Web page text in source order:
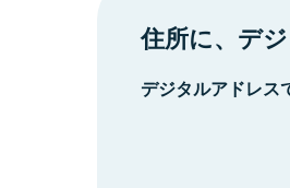
住所に、デ
デジタルアドレス